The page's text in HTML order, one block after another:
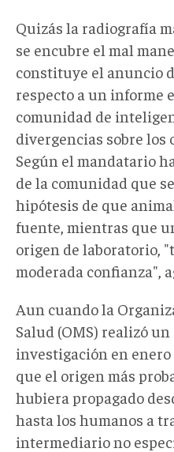
Quizás la radiografía
se encubre el mal
constituye el anuncio
respecto a un informe
comunidad de
divergencias sobre los
Según el mandatario
de la comunidad que
hipótesis de que
fuente, mientras que
origen de laboratorio,
moderada confianza",
Aun cuando la
Salud (OMS) realizó
investigación en
que el origen más
hubiera propagado
hasta los humanos a
intermediario no